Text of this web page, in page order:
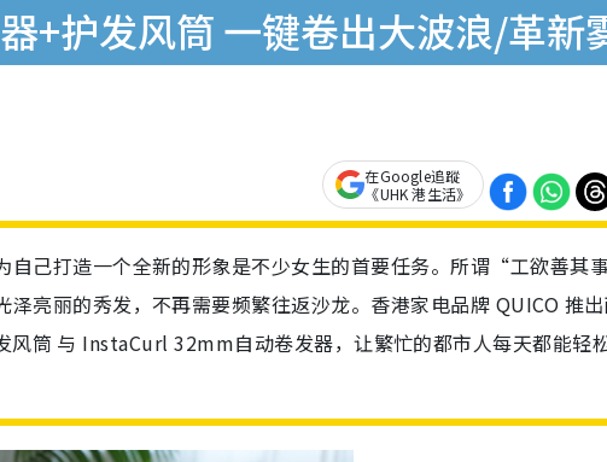
+护发风筒 一键卷出大波浪/革新
在Google追蹤
《UHK 港生活》
自己打造一个全新的形象是不少女生的首要任务。所谓“工欲善其
亮丽的秀发，不再需要频繁往返沙龙。香港家电品牌 QUICO 推
筒 与 InstaCurl 32mm自动卷发器，让繁忙的都市人每天都能轻